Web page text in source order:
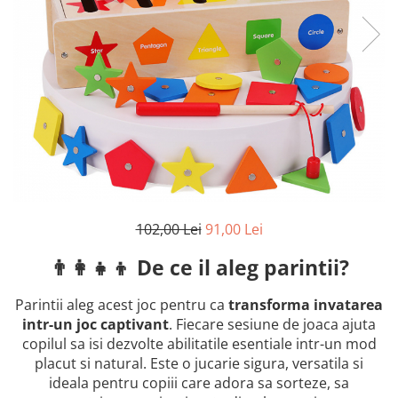
2–3 ani
3–4 ani
6–8 ani
Jucarii sub 59 lei
Carti & Activitati pentru Copii
Busy Book & Carti Interactive
Camera Copilului
Balansoare & Covorase de Joaca
Carusele & Jucarii pentru Patut
Corturi & Spatii de Joaca
Depozitare & Organizare Jucarii
102,00 Lei 91,00 Lei
👨‍👩‍👧‍👦 De ce il aleg parintii?
Parintii aleg acest joc pentru ca transforma invatarea
intr-un joc captivant. Fiecare sesiune de joaca ajuta
copilul sa isi dezvolte abilitatile esentiale intr-un mod
placut si natural. Este o jucarie sigura, versatila si
ideala pentru copiii care adora sa sorteze, sa